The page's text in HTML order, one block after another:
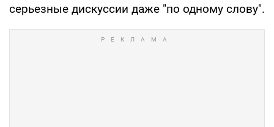
серьезные дискуссии даже "по одному слову".